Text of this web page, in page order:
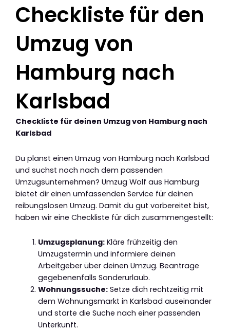
Checkliste für den
Umzug von
Hamburg nach
Karlsbad
Checkliste für deinen Umzug von Hamburg nach
Karlsbad
Du planst einen Umzug von Hamburg nach Karlsbad
und suchst noch nach dem passenden
Umzugsunternehmen? Umzug Wolf aus Hamburg
bietet dir einen umfassenden Service für deinen
reibungslosen Umzug. Damit du gut vorbereitet bist,
haben wir eine Checkliste für dich zusammengestellt:
Umzugsplanung:Kläre frühzeitig den
Umzugstermin und informiere deinen
Arbeitgeber über deinen Umzug. Beantrage
gegebenenfalls Sonderurlaub.
Wohnungssuche:Setze dich rechtzeitig mit
dem Wohnungsmarkt in Karlsbad auseinander
und starte die Suche nach einer passenden
Unterkunft.